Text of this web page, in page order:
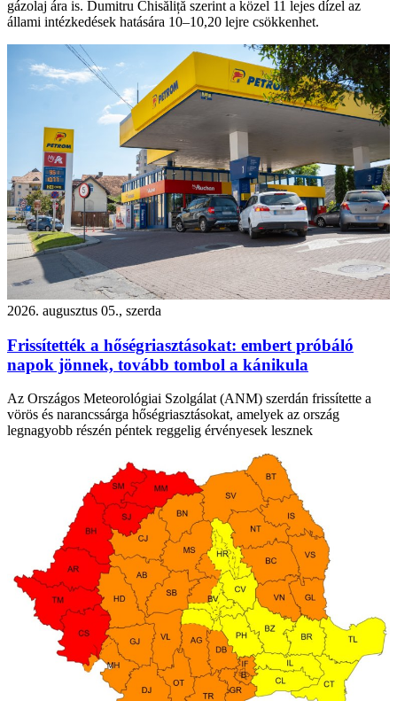
gázolaj ára is. Dumitru Chisăliță szerint a közel 11 lejes dízel az
állami intézkedések hatására 10–10,20 lejre csökkenhet.
2026. augusztus 05., szerda
Frissítették a hőségriasztásokat: embert próbáló
napok jönnek, tovább tombol a kánikula
Az Országos Meteorológiai Szolgálat (ANM) szerdán frissítette a
vörös és narancssárga hőségriasztásokat, amelyek az ország
legnagyobb részén péntek reggelig érvényesek lesznek